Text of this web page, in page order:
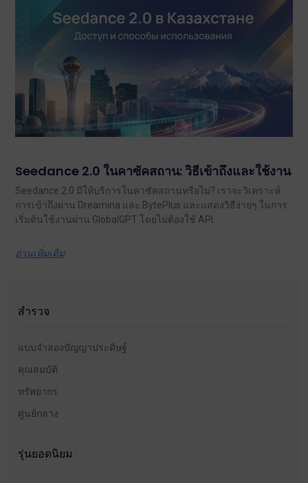
Seedance 2.0 ในคาซัคสถาน: วิธีเข้าถึงและใช้งาน
Seedance 2.0 มีให้บริการในคาซัคสถานหรือไม่? เราจะวิเคราะห์
การเข้าถึงผ่าน Dreamina และ BytePlus และแสดงวิธีง่ายๆ ในการ
เริ่มต้นใช้งานผ่าน GlobalGPT โดยไม่ต้องใช้ API.
อ่านเพิ่มเติม
สำรวจ
แบบจำลองปัญญาประดิษฐ์
คุณสมบัติ
ทรัพยากร
ศูนย์กลาง
รุ่นยอดนิยม